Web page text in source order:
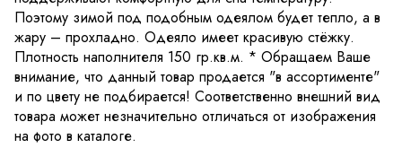
Поэтому зимой под подобным одеялом будет тепло, а в
жару – прохладно. Одеяло имеет красивую стёжку.
Плотность наполнителя 150 гр.кв.м. * Обращаем Ваше
внимание, что данный товар продается "в ассортименте"
и по цвету не подбирается! Соответственно внешний вид
товара может незначительно отличаться от изображения
на фото в каталоге.